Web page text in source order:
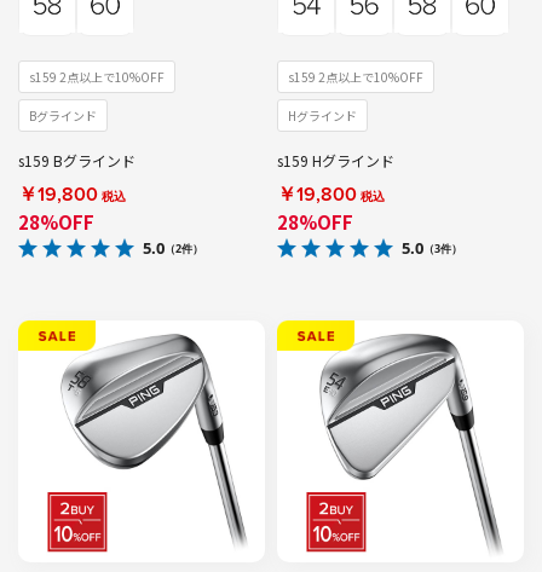
s159 2点以上で10%OFF
Bグラインド
s159 Bグラインド
￥19,800 税込
28%OFF
5.0 （2件）
s159 2点以上で10%OFF
Hグラインド
s159 Hグラインド
￥19,800 税込
28%OFF
5.0 （3件）